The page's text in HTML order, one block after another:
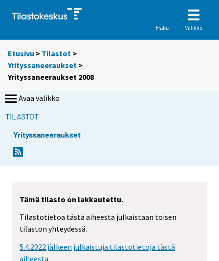
Haku Valikko
Etusivu > Tilastot >
Yrityssaneeraukset >
Yrityssaneeraukset 2008
Avaa valikko
TILASTOT
Yrityssaneeraukset
Tämä tilasto on lakkautettu.
Tilastotietoa tästä aiheesta julkaistaan toisen
tilaston yhteydessä.
5.4.2022 jälkeen julkaistuja tilastotietoja tästä
aiheesta